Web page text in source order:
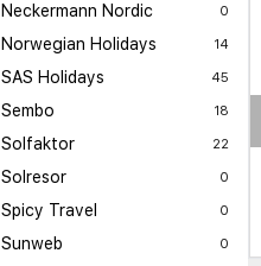
Neckermann Nordic 0
Norwegian Holidays 14
SAS Holidays 45
Sembo 18
Solfaktor 22
Solresor 0
Spicy Travel 0
Sunweb 0